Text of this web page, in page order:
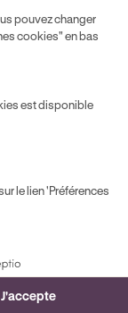
pouvez changer
cookies" en bas
est disponible
le lien 'Préférences
J'accepte